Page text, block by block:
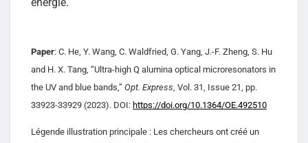
Paper: C. He, Y. Wang, C. Waldfried, G. Yang, J.-F. Zheng, S. Hu
and H. X. Tang, “Ultra-high Q alumina optical microresonators in
the UV and blue bands,” Opt. Express , Vol. 31, Issue 21, pp.
33923-33929 (2023). DOI: https://doi.org/10.1364/OE.492510
Légende illustration principale : Les chercheurs ont créé un